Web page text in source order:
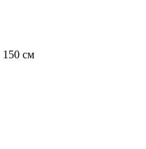
150 см